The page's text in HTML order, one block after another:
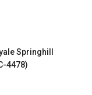
Springhill
4478)